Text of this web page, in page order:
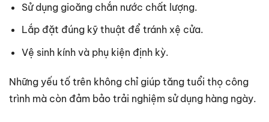
Sử dụng gioăng chắn nước chất lượng.
Lắp đặt đúng kỹ thuật để tránh xệ cửa.
Vệ sinh kính và phụ kiện định kỳ.
Những yếu tố trên không chỉ giúp tăng tuổi thọ công
trình mà còn đảm bảo trải nghiệm sử dụng hàng ngày.